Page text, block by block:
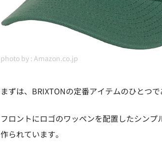
photo by : Amazon.co.jp
まずは、BRIXTONの定番アイテムのひとつ
フロントにロゴのワッペンを配置したシン
作られています。